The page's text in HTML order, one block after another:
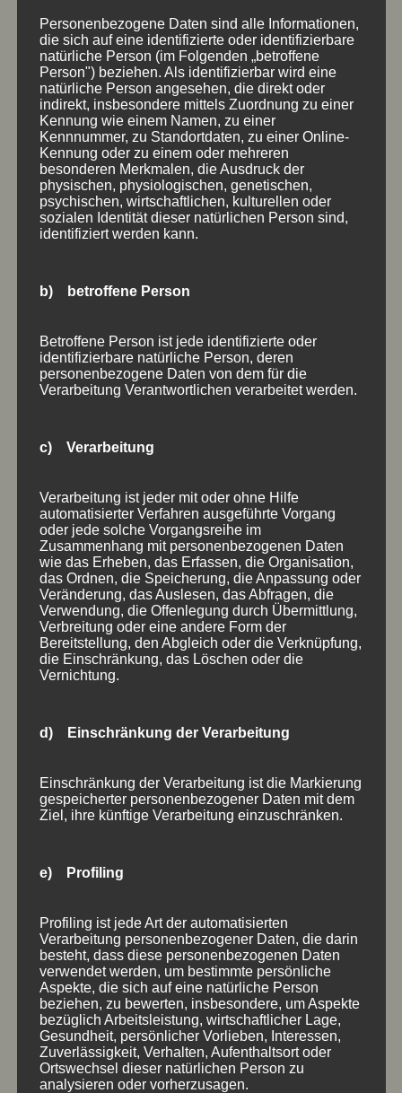
HOLZSCHILDER RUSTIKAL MIT VERTIEFTER SCHRIFT
Holzschilder,mit Baumkante,naturbelassen,rustikal
Schrift vertieft,ungesäumt
HOLZSCHILDER MIT GEFRÄSTEM ODER
GESCHNITZTEM UMFELD
einfarbig,erhaben,gefräst,gefräst,geschnitzt,
Holzschilder, mehrfarbig,Umfeld,vertieft,Zeichen
HOLZSCHILDER GEFLAMMT
Personenbezogene Daten sind alle Informationen,
die sich auf eine identifizierte oder identifizierbare
natürliche Person (im Folgenden „betroffene
Person") beziehen. Als identifizierbar wird eine
natürliche Person angesehen, die direkt oder
indirekt, insbesondere mittels Zuordnung zu einer
Kennung wie einem Namen, zu einer
Kennnummer, zu Standortdaten, zu einer Online-
Kennung oder zu einem oder mehreren
besonderen Merkmalen, die Ausdruck der
physischen, physiologischen, genetischen,
psychischen, wirtschaftlichen, kulturellen oder
sozialen Identität dieser natürlichen Person sind,
identifiziert werden kann.
b) betroffene Person
Betroffene Person ist jede identifizierte oder
identifizierbare natürliche Person, deren
personenbezogene Daten von dem für die
Verarbeitung Verantwortlichen verarbeitet werden.
c) Verarbeitung
Verarbeitung ist jeder mit oder ohne Hilfe
automatisierter Verfahren ausgeführte Vorgang
oder jede solche Vorgangsreihe im
Zusammenhang mit personenbezogenen Daten
wie das Erheben, das Erfassen, die Organisation,
das Ordnen, die Speicherung, die Anpassung oder
Veränderung, das Auslesen, das Abfragen, die
Verwendung, die Offenlegung durch Übermittlung,
Verbreitung oder eine andere Form der
Bereitstellung, den Abgleich oder die Verknüpfung,
die Einschränkung, das Löschen oder die
Vernichtung.
d) Einschränkung der Verarbeitung
Einschränkung der Verarbeitung ist die Markierung
gespeicherter personenbezogener Daten mit dem
Ziel, ihre künftige Verarbeitung einzuschränken.
e) Profiling
Profiling ist jede Art der automatisierten
Verarbeitung personenbezogener Daten, die darin
besteht, dass diese personenbezogenen Daten
verwendet werden, um bestimmte persönliche
Aspekte, die sich auf eine natürliche Person
beziehen, zu bewerten, insbesondere, um Aspekte
bezüglich Arbeitsleistung, wirtschaftlicher Lage,
Gesundheit, persönlicher Vorlieben, Interessen,
Zuverlässigkeit, Verhalten, Aufenthaltsort oder
Ortswechsel dieser natürlichen Person zu
analysieren oder vorherzusagen.